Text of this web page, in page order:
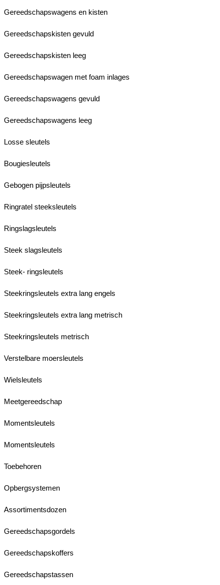
Gereedschapswagens en kisten
Gereedschapskisten gevuld
Gereedschapskisten leeg
Gereedschapswagen met foam inlages
Gereedschapswagens gevuld
Gereedschapswagens leeg
Losse sleutels
Bougiesleutels
Gebogen pijpsleutels
Ringratel steeksleutels
Ringslagsleutels
Steek slagsleutels
Steek- ringsleutels
Steekringsleutels extra lang engels
Steekringsleutels extra lang metrisch
Steekringsleutels metrisch
Verstelbare moersleutels
Wielsleutels
Meetgereedschap
Momentsleutels
Momentsleutels
Toebehoren
Opbergsystemen
Assortimentsdozen
Gereedschapsgordels
Gereedschapskoffers
Gereedschapstassen